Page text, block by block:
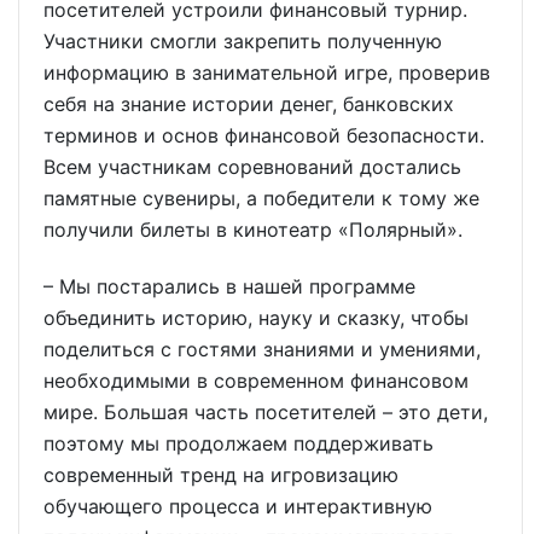
посетителей устроили финансовый турнир.
Участники смогли закрепить полученную
информацию в занимательной игре, проверив
себя на знание истории денег, банковских
терминов и основ финансовой безопасности.
Всем участникам соревнований достались
памятные сувениры, а победители к тому же
получили билеты в кинотеатр «Полярный».
– Мы постарались в нашей программе
объединить историю, науку и сказку, чтобы
поделиться с гостями знаниями и умениями,
необходимыми в современном финансовом
мире. Большая часть посетителей – это дети,
поэтому мы продолжаем поддерживать
современный тренд на игровизацию
обучающего процесса и интерактивную